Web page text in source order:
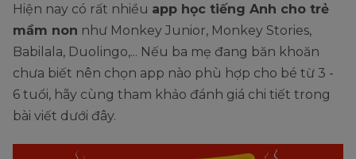
Hiện nay có rất nhiều app học tiếng Anh cho trẻ
mầm non như Monkey Junior, Monkey Stories,
Babilala, Duolingo,... Nếu ba mẹ đang băn khoăn
chưa biết nên chọn app nào phù hợp cho bé từ 3 -
6 tuổi, hãy cùng tham khảo đánh giá chi tiết trong
bài viết dưới đây.